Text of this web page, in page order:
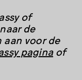
of
de
voor de
paginaof